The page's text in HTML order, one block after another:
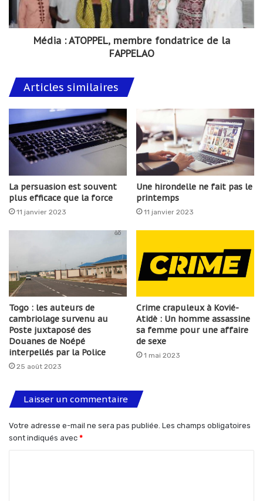
Média : ATOPPEL, membre fondatrice de la
FAPPELAO
Articles similaires
La persuasion est souvent
plus efficace que la force
11 janvier 2023
Une hirondelle ne fait pas le
printemps
11 janvier 2023
Togo : les auteurs de
cambriolage survenu au
Poste juxtaposé des
Douanes de Noépé
interpellés par la Police
25 août 2023
Crime crapuleux à Kovié-
Atidè : Un homme assassine
sa femme pour une affaire
de sexe
1 mai 2023
Laisser un commentaire
Votre adresse e-mail ne sera pas publiée. Les champs obligatoires
sont indiqués avec *